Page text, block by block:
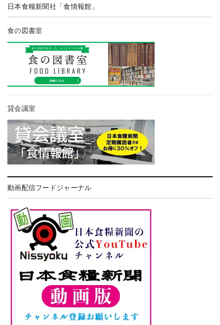
日本食糧新聞社「食情報館」
食の図書室
貸会議室
動画配信フードジャーナル